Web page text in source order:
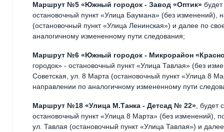
Маршрут №5 «Южный городок - Завод «Оптик»
остановочный пункт «Улица Баумана» (без изменений),
(остановочный пункт «Улица Ленинская») и далее по
аналогичному измененному пути следования;
Маршрут №6 «Южный городок - Микрорайон
городок» - остановочный пункт «Улица Тавлая» (без
Советская, ул. 8 Марта (остановочный пункт «Улица 8
направлении по аналогичному измененному пути
Маршрут №18 «Улица М.Танка - Детсад № 22» ,
остановочный пункт «Улица 8 Марта» (без изменений),
ул. Тавлая (остановочный пункт «Улица Тавлая») и